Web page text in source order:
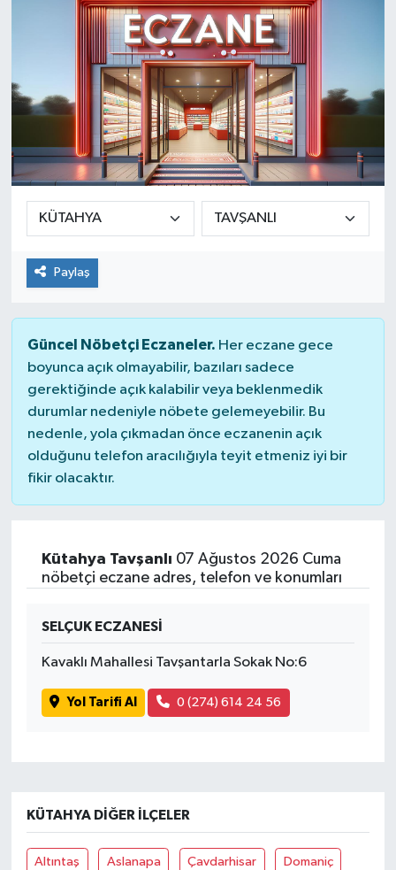
Paylaş
Güncel Nöbetçi Eczaneler. Her eczane gece
boyunca açık olmayabilir, bazıları sadece
gerektiğinde açık kalabilir veya beklenmedik
durumlar nedeniyle nöbete gelemeyebilir. Bu
nedenle, yola çıkmadan önce eczanenin açık
olduğunu telefon aracılığıyla teyit etmeniz iyi bir
fikir olacaktır.
Kütahya Tavşanlı 07 Ağustos 2026 Cuma
nöbetçi eczane adres, telefon ve konumları
SELÇUK ECZANESİ
Kavaklı Mahallesi Tavşantarla Sokak No:6
Yol Tarifi Al 0 (274) 614 24 56
KÜTAHYA DIĞER İLÇELER
Altıntaş Aslanapa Çavdarhisar Domaniç
SINAVLAR
YARIŞMA/ETKİNLİKLER
AKADEMİK/BİLİM
MEVZUAT/KARARLAR